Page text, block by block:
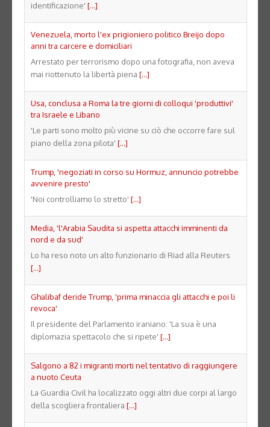
identificazione' [...]
Venezuela, morto l'ex prigioniero politico Breijo dopo
anni tra carcere e domiciliari
Arrestato per terrorismo dopo una fotografia, non aveva
mai riottenuto la libertà piena [...]
Usa, conclusa a Roma la tre giorni di colloqui 'produttivi'
tra Israele e Libano
'Le parti sono molto più vicine su ciò che occorre fare sul
piano della zona pilota' [...]
Trump, 'negoziati in corso su Hormuz, annuncio potrebbe
avvenire presto'
'Noi controlliamo lo stretto' [...]
Media, 'l'Arabia Saudita si aspetta attacchi imminenti da
nord e da sud'
Lo ha reso noto un alto funzionario di Riad alla Reuters
[...]
Ghalibaf deride Trump, 'prima minaccia gli attacchi e poi li
revoca'
Il presidente del Parlamento iraniano: 'La sua è una
diplomazia spettacolo che si ripete' [...]
Salgono a 82 i migranti morti nel tentativo di raggiungere
a nuoto Ceuta
La Guardia Civil ha localizzato oggi altri due corpi al largo
della scogliera frontaliera [...]